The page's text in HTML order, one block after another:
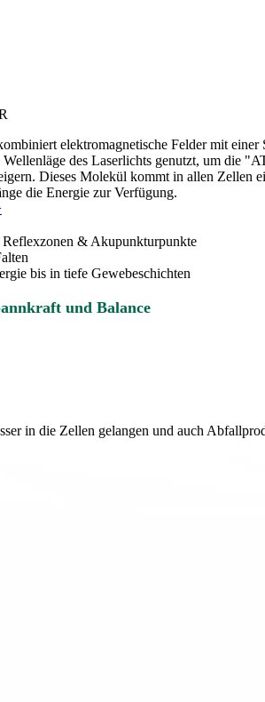
elektromagnetische Felder mit
Wellenläge des Laserlichts genutzt, um die
Dieses Molekül kommt in allen Zellen
die Energie zur Verfügung.
& Akupunkturpunkte
bis in tiefe Gewebeschichten
und Balance
in die Zellen gelangen und auch